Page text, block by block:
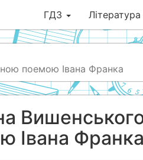
ГДЗ Література
поемою Івана Франка
Івана Франка